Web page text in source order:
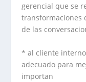
gerencial que se
transformaciones
de las
* al cliente
adecuado para
importan